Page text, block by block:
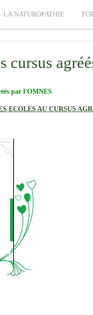
LA NATUROPATHIE
cursus
par l'OMNES
ECOLES AU CURSUS